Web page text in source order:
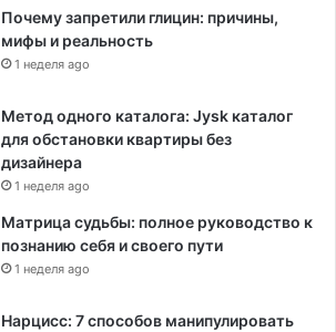
Почему запретили глицин: причины,
мифы и реальность
1 неделя ago
Метод одного каталога: Jysk каталог
для обстановки квартиры без
дизайнера
1 неделя ago
Матрица судьбы: полное руководство к
познанию себя и своего пути
1 неделя ago
Нарцисс: 7 способов манипулировать